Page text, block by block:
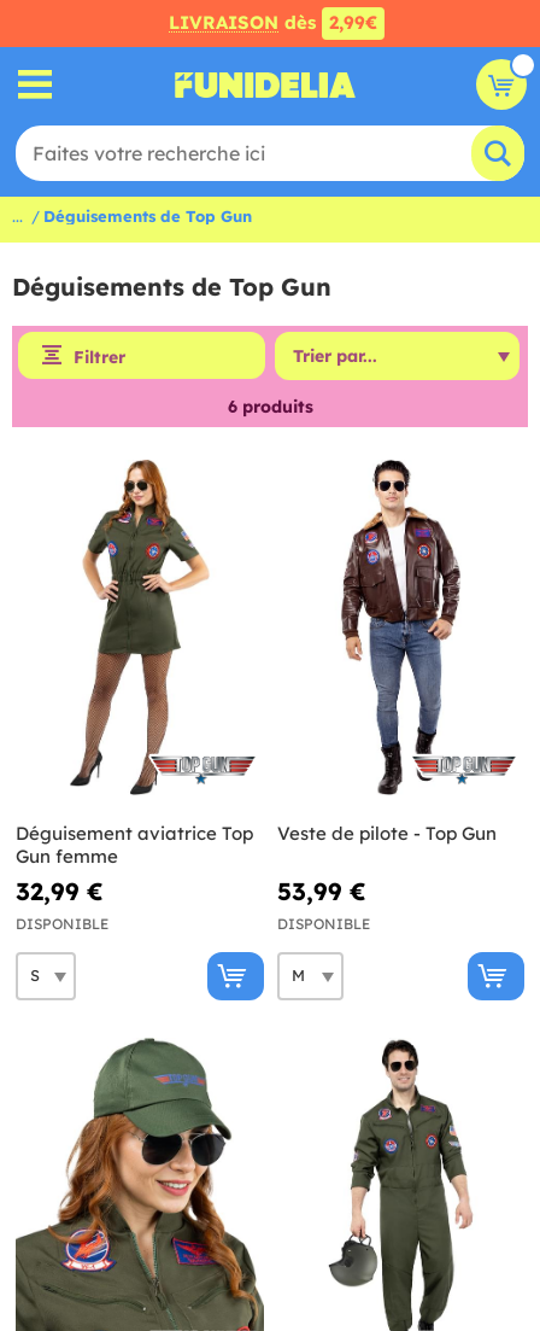
LIVRAISON dès 2,99€
... Déguisements de Top Gun
Déguisements de Top Gun
Filtrer
6produits
Déguisement aviatrice Top
Gun femme
32,99 €
DISPONIBLE
Veste de pilote - Top Gun
53,99 €
DISPONIBLE